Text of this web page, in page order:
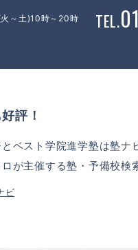
～土)10時～20時 TEL.
評！
ベスト学院進学塾は塾ナ
が主催する塾・予備校検
ビ